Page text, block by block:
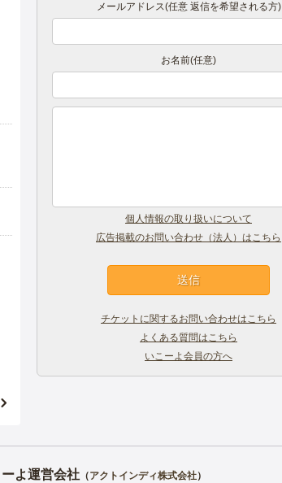
メールアドレス(任意 返信を希望される方)
お名前(任意)
個人情報の取り扱いについて
広告掲載のお問い合わせ（法人）はこちら
チケットに関するお問い合わせはこちら
よくある質問はこちら
いこーよ会員の方へ
よ運営会社（アクトインディ株式会社）